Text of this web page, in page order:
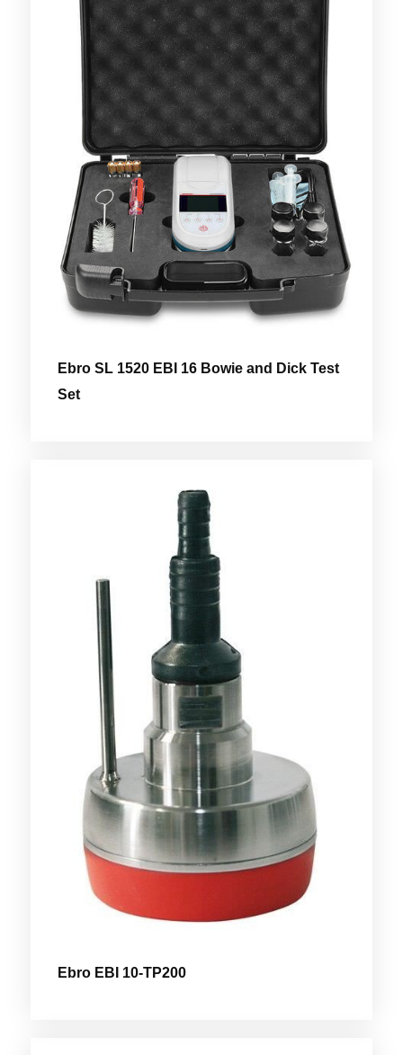
Ebro SL 1520 EBI 16 Bowie and Dick Test
Set
Ebro EBI 10-TP200